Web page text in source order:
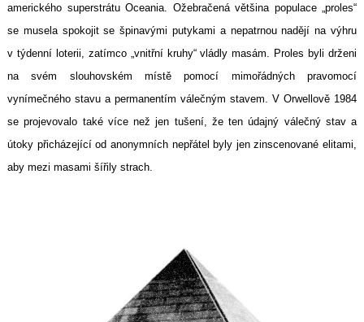
amerického superstrátu Oceania. Ožebračená většina populace „proles“
se musela spokojit se špinavými putykami a nepatrnou nadějí na výhru
v týdenní loterii, zatímco „vnitřní kruhy“ vládly masám. Proles byli drženi
na svém slouhovském místě pomocí mimořádných pravomocí
vynímečného stavu a permanentím válečným stavem. V Orwellově 1984
se projevovalo také více než jen tušení, že ten údajný válečný stav a
útoky přicházející od anonymních nepřátel byly jen zinscenované elitami,
aby mezi masami šířily strach.